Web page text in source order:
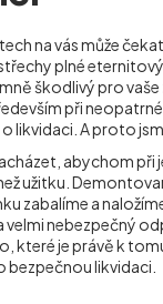
na vás může
plné
škodlivý pro vaše
při
likvidaci. A proto
abychom při
užitku.
zabalíme a
velmi nebezpečný
které je právě k
bezpečnou likvidaci.